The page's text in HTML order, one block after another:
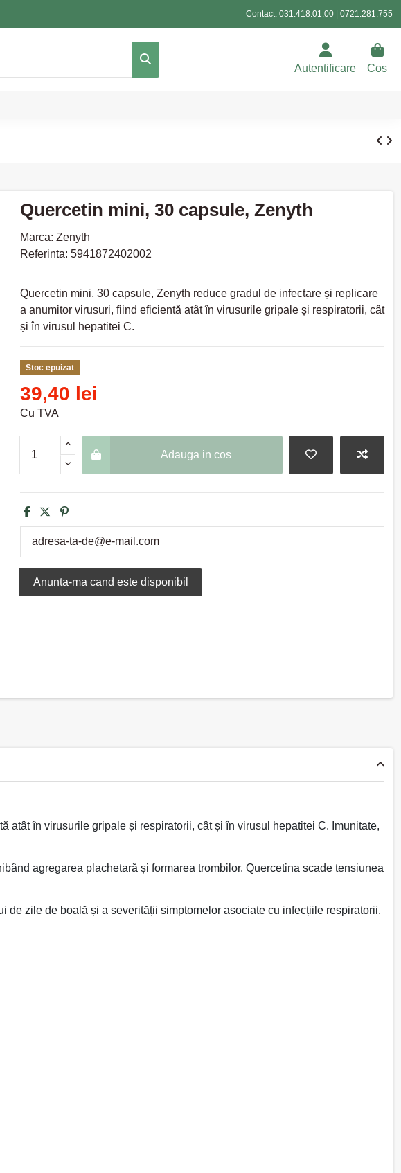
Contact: 031.418.01.00 0721.281.755
Autentificare Cos
Quercetin mini, 30 capsule, Zenyth
Marca: Zenyth
Referinta: 5941872402002
Quercetin mini, 30 capsule, Zenyth reduce gradul de infectare și replicare
a anumitor virusuri, fiind eficientă atât în virusurile gripale și respiratorii, cât
și în virusul hepatitei C.
Stoc epuizat
39,40 lei
Cu TVA
Adauga in cos
atât în virusurile gripale și respiratorii, cât și în virusul hepatitei C. Imunitate,
agregarea plachetară și formarea trombilor. Quercetina scade tensiunea
de zile de boală și a severității simptomelor asociate cu infecțiile respiratorii.